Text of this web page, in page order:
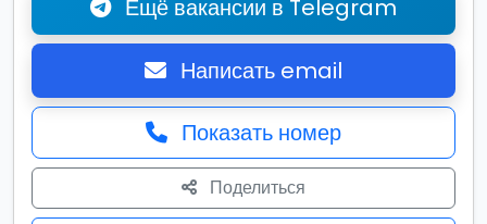
Ещё вакансии в Telegram
Написать email
Показать номер
Поделиться